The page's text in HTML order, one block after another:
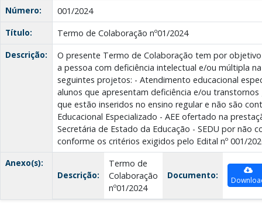
Número:
001/2024
Título:
Termo de Colaboração nº01/2024
Descrição:
O presente Termo de Colaboração tem por
a pessoa com deficiência intelectual e/ou múltipla
seguintes projetos: - Atendimento educacional
alunos que apresentam deficiência e/ou
que estão inseridos no ensino regular e não são
Educacional Especializado - AEE ofertado na
Secretária de Estado da Educação - SEDU por não
conforme os critérios exigidos pelo Edital nº 001/
Anexo(s):
Descrição:
Termo de
Colaboração
nº01/2024
Documento: